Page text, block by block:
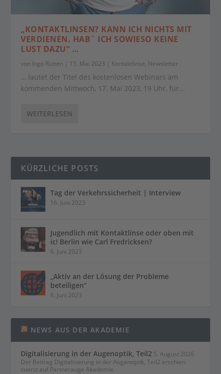
„KONTAKTLINSEN? KANN ICH NICHTS MIT
VERDIENEN. HAB` ICH SOWIESO KEINE
LUST DAZU“ …
von Ingo Rütten | 15. Mai 2023 | Kontaktlinse, Newsletter
… lautet der Titel des kostenlosen Webinars am
kommenden Mittwoch, 17. Mai 2023, 19 Uhr, für...
WEITERLESEN
KÜRZLICHE POSTS
Tag der Verkehrssicherheit | Interview
16. Juni 2023
Jugendlich mit Kontaktlinse oder oben mit
ic! Berlin wie Carl Fredricksen?
6. Juni 2023
„Aktiv an der Lösung der Probleme
beteiligen“
6. Juni 2023
NEWS AUS DER AKADEMIE
Digitalisierung in der Augenoptik, Teil2 5. August 2026
Der Beitrag Digitalisierung in der Augenoptik, Teil2 erschien
zuerst auf Partnerauge Akademie.